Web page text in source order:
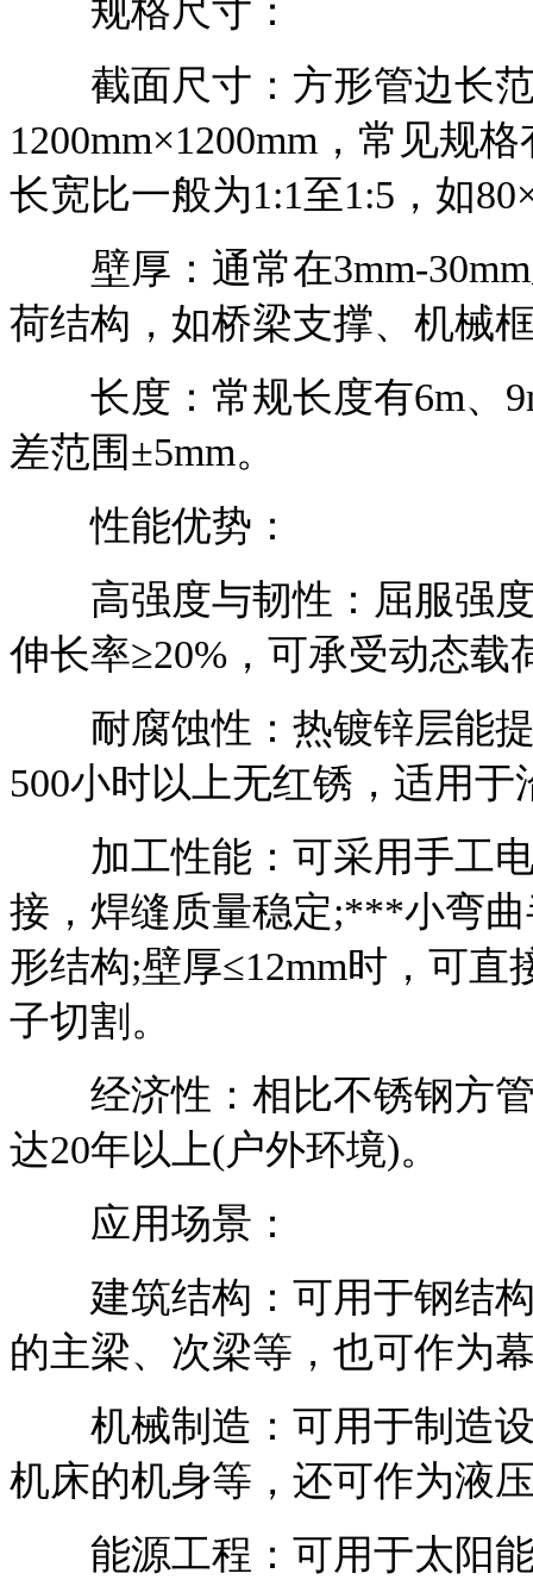
规格尺寸：
截面尺寸：方形管边长范
1200mm×1200mm，常见规
长宽比一般为1:1至1:5，如
壁厚：通常在3mm-30mm
荷结构，如桥梁支撑、机械
长度：常规长度有6m、
差范围±5mm。
性能优势：
高强度与韧性：屈服强度
伸长率≥20%，可承受动态
耐腐蚀性：热镀锌层能提
500小时以上无红锈，适用
加工性能：可采用手工电
接，焊缝质量稳定;***小弯
形结构;壁厚≤12mm时，可
子切割。
经济性：相比不锈钢方管
达20年以上(户外环境)。
应用场景：
建筑结构：可用于钢结构
的主梁、次梁等，也可作为
机械制造：可用于制造设
机床的机身等，还可作为液
能源工程：可用于太阳能